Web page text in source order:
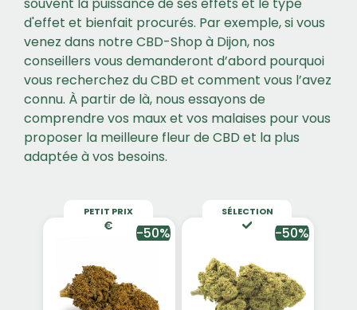
d'effet et bienfait procurés. Par exemple, si vous
venez dans notre CBD-Shop à Dijon, nos
conseillers vous demanderont d’abord pourquoi
vous recherchez du CBD et comment vous l’avez
connu. À partir de là, nous essayons de
comprendre vos maux et vos malaises pour vous
proposer la meilleure fleur de CBD et la plus
adaptée à vos besoins.
PETIT PRIX
-50%
SÉLECTION
-50%